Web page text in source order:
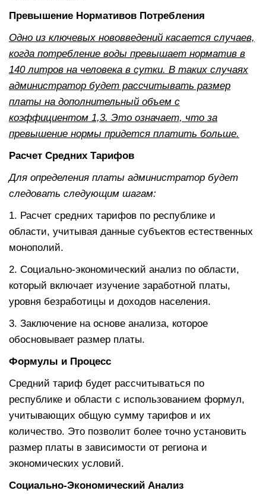
Превышение Нормативов Потребления
Одно из ключевых нововведений касается случаев,
когда потребление воды превышает норматив в
140 литров на человека в сутки. В таких случаях
администратор будет рассчитывать размер
платы на дополнительный объем с
коэффициентом 1,3. Это означает, что за
превышение нормы придется платить больше.
Расчет Средних Тарифов
Для определения платы администратор будет
следовать следующим шагам:
1. Расчет средних тарифов по республике и
области, учитывая данные субъектов естественных
монополий.
2. Социально-экономический анализ по области,
который включает изучение заработной платы,
уровня безработицы и доходов населения.
3. Заключение на основе анализа, которое
обосновывает размер платы.
Формулы и Процесс
Средний тариф будет рассчитываться по
республике и области с использованием формул,
учитывающих общую сумму тарифов и их
количество. Это позволит более точно установить
размер платы в зависимости от региона и
экономических условий.
Социально-Экономический Анализ